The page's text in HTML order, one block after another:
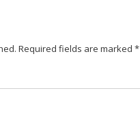
Required fields are marked *